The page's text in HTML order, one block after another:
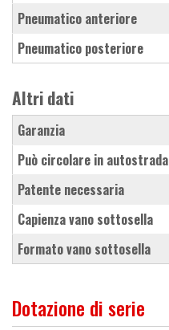
Pneumatico anteriore
Pneumatico posteriore
Altri dati
Garanzia
Può circolare in autostrada
Patente necessaria
Capienza vano sottosella
Formato vano sottosella
Dotazione di serie